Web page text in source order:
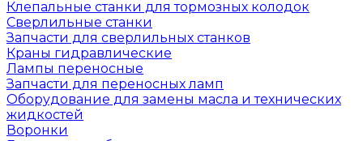
Клепальные станки для тормозных колодок
Сверлильные станки
Запчасти для сверлильных станков
Краны гидравлические
Лампы переносные
Запчасти для переносных ламп
Оборудование для замены масла и технических
жидкостей
Воронки